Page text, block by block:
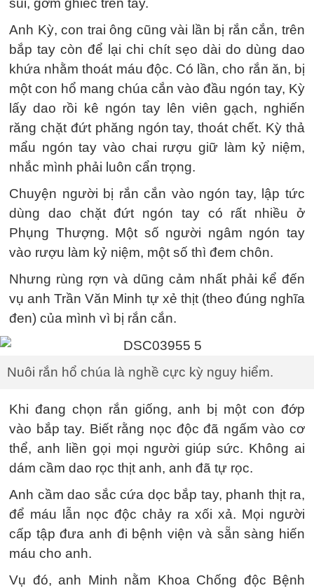
sùi, gớm ghiếc trên tay.
Anh Kỳ, con trai ông cũng vài lần bị rắn cắn, trên
bắp tay còn để lại chi chít sẹo dài do dùng dao
khứa nhằm thoát máu độc. Có lần, cho rắn ăn, bị
một con hổ mang chúa cắn vào đầu ngón tay, Kỳ
lấy dao rồi kê ngón tay lên viên gạch, nghiến
răng chặt đứt phăng ngón tay, thoát chết. Kỳ thả
mẩu ngón tay vào chai rượu giữ làm kỷ niệm,
nhắc mình phải luôn cẩn trọng.
Chuyện người bị rắn cắn vào ngón tay, lập tức
dùng dao chặt đứt ngón tay có rất nhiều ở
Phụng Thượng. Một số người ngâm ngón tay
vào rượu làm kỷ niệm, một số thì đem chôn.
Nhưng rùng rợn và dũng cảm nhất phải kể đến
vụ anh Trần Văn Minh tự xẻ thịt (theo đúng nghĩa
đen) của mình vì bị rắn cắn.
Nuôi rắn hổ chúa là nghề cực kỳ nguy hiểm.
Khi đang chọn rắn giống, anh bị một con đớp
vào bắp tay. Biết rằng nọc độc đã ngấm vào cơ
thể, anh liền gọi mọi người giúp sức. Không ai
dám cầm dao rọc thịt anh, anh đã tự rọc.
Anh cầm dao sắc cứa dọc bắp tay, phanh thịt ra,
để máu lẫn nọc độc chảy ra xối xả. Mọi người
cấp tập đưa anh đi bệnh viện và sẵn sàng hiến
máu cho anh.
Vụ đó, anh Minh nằm Khoa Chống độc Bệnh